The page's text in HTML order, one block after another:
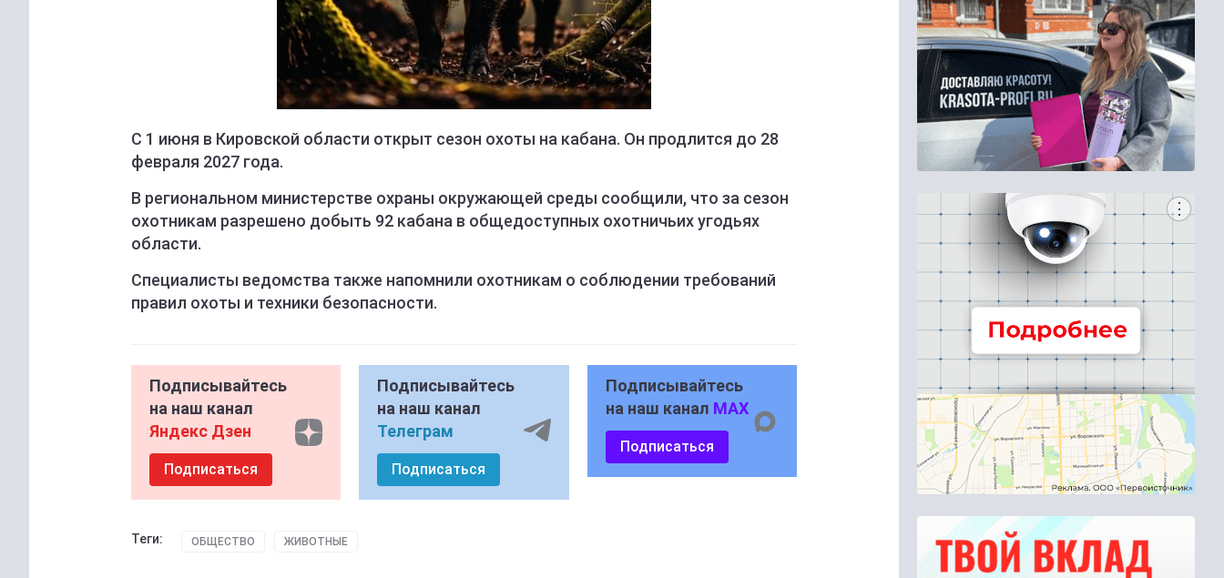
С 1 июня в Кировской области открыт сезон охоты на кабана. Он продлится до 28
февраля 2027 года.
В региональном министерстве охраны окружающей среды сообщили, что за сезон
охотникам разрешено добыть 92 кабана в общедоступных охотничьих угодьях
области.
Специалисты ведомства также напомнили охотникам о соблюдении требований
правил охоты и техники безопасности.
Подписывайтесь
на наш канал
Яндекс Дзен
Подписаться
Подписывайтесь
на наш канал
Телеграм
Подписаться
Подписывайтесь
на наш канал MAX
Подписаться
Теги: ОБЩЕСТВО ЖИВОТНЫЕ